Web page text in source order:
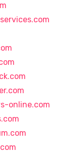
online.com